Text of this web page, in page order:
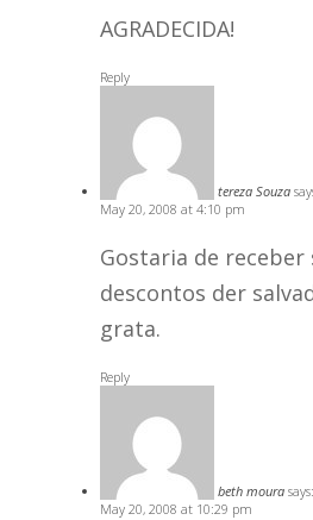
AGRADECIDA!
Reply
tereza Souza
May 20, 2008 at 4:10 pm
Gostaria de
descontos der
grata.
Reply
beth moura says:
May 20, 2008 at 10:29 pm